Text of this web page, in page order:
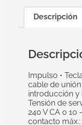
Descripción
Impulso •
cable de
introducción y
Tensión de
240 V CA o 10
contacto